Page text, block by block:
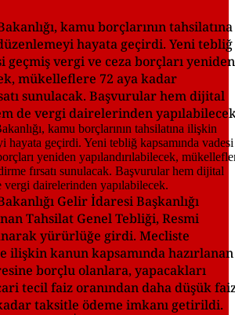
kamu borçlarının tahsilatına
hayata geçirdi. Yeni tebliğ
geçmiş vergi ve ceza borçları yeniden
mükelleflere 72 aya kadar
sunulacak. Başvurular hem dijital
de vergi dairelerinden
Gelir İdaresi Başkanlığı
Tahsilat Genel Tebliği, Resmi
yürürlüğe girdi. Mecliste
ilişkin kanun kapsamında hazırlanan
borçlu olanlara, yapacakları
tecil faiz oranından daha düşük
taksitle ödeme imkanı getirildi.